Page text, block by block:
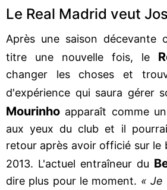
Le Real Madrid veut
Après une saison décevante
titre une nouvelle fois, le
changer les choses et
d'expérience qui saura gérer
Mourinho apparaît comme
aux yeux du club et il
retour après avoir officié sur le
2013. L'actuel entraîneur du
dire plus pour le moment. « Je